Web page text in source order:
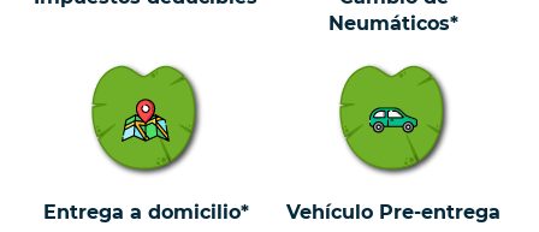
Neumáticos*
Entrega a domicilio* Vehículo Pre-entrega